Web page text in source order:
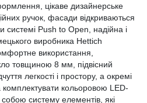
цікаве дизайнерське
ручок, фасади відкриваються
системі Push to Open, надійна і
виробника Hettich
використання,
товщиною 8 мм, підвісний
легкості і простору, а окремі
кольоровою LED-
систему елементів, які